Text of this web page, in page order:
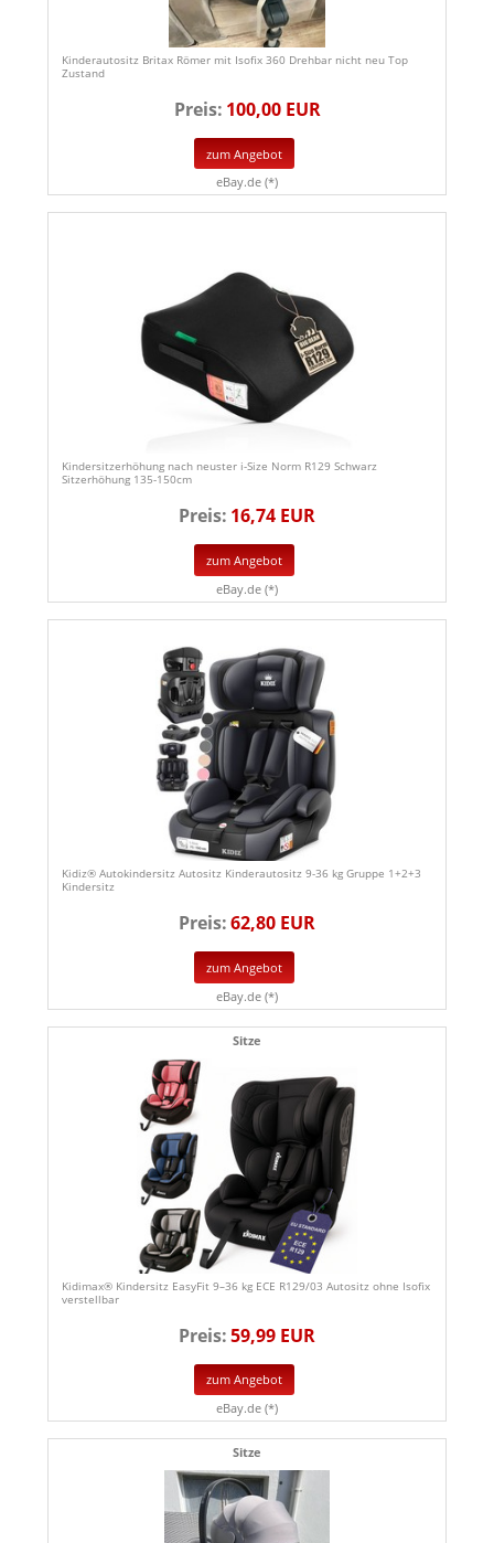
Kinderautositz Britax Römer mit Isofix 360 Drehbar nicht neu Top
Zustand
Preis: 100,00 EUR
zum Angebot
eBay.de (*)
Kindersitzerhöhung nach neuster i-Size Norm R129 Schwarz
Sitzerhöhung 135-150cm
Preis: 16,74 EUR
zum Angebot
eBay.de (*)
Kidiz® Autokindersitz Autositz Kinderautositz 9-36 kg Gruppe 1+2+3
Kindersitz
Preis:62,80 EUR
zum Angebot
eBay.de (*)
Sitze
Kidimax® Kindersitz EasyFit 9–36 kg ECE R129/03 Autositz ohne Isofix
verstellbar
Preis:59,99 EUR
zum Angebot
eBay.de (*)
Sitze